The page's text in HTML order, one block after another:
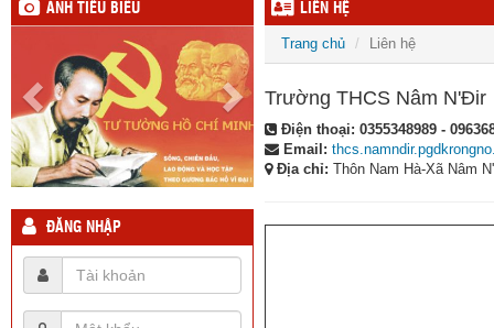
ẢNH TIÊU BIỂU
ĐĂNG NHẬP
LIÊN HỆ
Trang chủ Liên hệ
Trường THCS Nâm N'Đir
Điện thoại: 0355348989 -
Email:
Địa chỉ: Thôn Nam Hà-Xã Nâm